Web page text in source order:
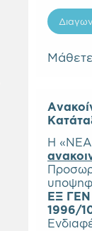
Η
α
ΕΞ ΓΕΝ
1996/